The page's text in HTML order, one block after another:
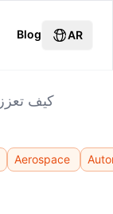
Blog AR
كيف تعزز
Aerospace